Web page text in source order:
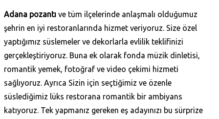
Adana pozantı ve tüm ilçelerinde anlaşmalı olduğumuz
şehrin en iyi restoranlarında hizmet veriyoruz. Size özel
yaptığımız süslemeler ve dekorlarla evlilik teklifinizi
gerçekleştiriyoruz. Buna ek olarak fonda müzik dinletisi,
romantik yemek, fotoğraf ve video çekimi hizmeti
sağlıyoruz. Ayrıca Sizin için seçtiğimiz ve özenle
süslediğimiz lüks restorana romantik bir ambiyans
katıyoruz. Tek yapmanız gereken eş adayınızı bu sürprize